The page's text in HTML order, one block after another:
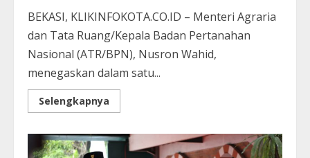
BEKASI, KLIKINFOKOTA.CO.ID – Menteri Agraria
dan Tata Ruang/Kepala Badan Pertanahan
Nasional (ATR/BPN), Nusron Wahid,
menegaskan dalam satu...
Selengkapnya